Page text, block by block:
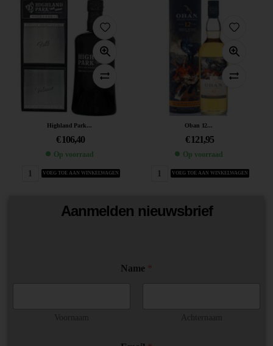
Highland Park...
€ 106,40
Op voorraad
VOEG TOE AAN WINKELWAGEN
Oban 12...
€ 121,95
Op voorraad
VOEG TOE AAN WINKELWAGEN
Aanmelden nieuwsbrief
Name